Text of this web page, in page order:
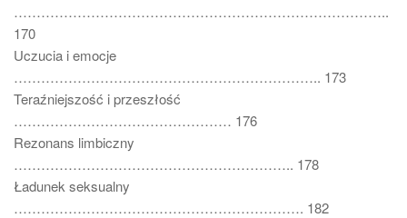
………………………………………………………………………..
170
Uczucia i emocje
………………………………………………………….. 173
Teraźniejszość i przeszłość
………………………………………… 176
Rezonans limbiczny
…………………………………………………….. 178
Ładunek seksualny
………………………………………………………. 182